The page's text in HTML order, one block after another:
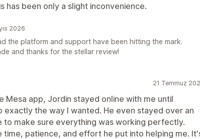
has been only a slight inconvenience.
2026
the platform and support have been hitting the mark.
and thanks for the stellar review!
21 Temmuz
Mesa app, Jordin stayed online with me until
exactly the way I wanted. He even stayed over an
to make sure everything was working perfectly.
time, patience, and effort he put into helping me.